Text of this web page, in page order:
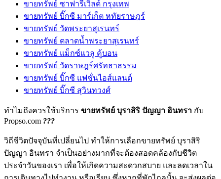
ขายทรัพย์ ซาฟารีเวิลด์ กรุงเทพ
ขายทรัพย์ บิ๊กซี มาร์เก็ต หทัยราษฎร์
ขายทรัพย์ วัดพระยาสุเรนทร์
ขายทรัพย์ ตลาดน้ำพระยาสุเรนทร์
ขายทรัพย์ แม็กซ์แวลู คู้บอน
ขายทรัพย์ วัดราษฎร์ศรัทธาธรรม
ขายทรัพย์ บิ๊กซี แฟชั่นไอส์แลนด์
ขายทรัพย์ บิ๊กซี สุวินทวงศ์
ทำไมถึงควรใช้บริการ ขายทรัพย์ บุราสิริ ปัญญา อินทรา กับ
Propso.com ???
วิถีชีวิตปัจจุบันที่เปลี่ยนไป ทำให้การเลือกขายทรัพย์ บุราสิริ
ปัญญา อินทรา จำเป็นอย่างมากที่จะต้องสอดคล้องกับชีวิต
ประจำวันของเรา เพื่อให้เกิดความสะดวกสบาย และลดเวลาใน